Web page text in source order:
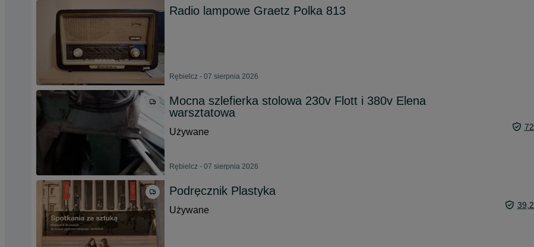
Radio lampowe Graetz Polka 813
Rębielcz - 07 sierpnia 2026
Mocna szlefierka stolowa 230v Flott i 380v Elena
warsztatowa
Używane
Rębielcz - 07 sierpnia 2026
Podręcznik Plastyka
Używane